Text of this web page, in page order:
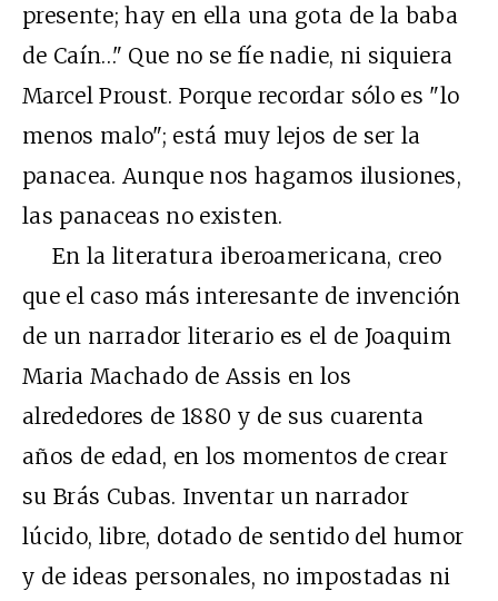
presente; hay en ella una gota de la baba
de Caín…" Que no se fíe nadie, ni siquiera
Marcel Proust. Porque recordar sólo es "lo
menos malo"; está muy lejos de ser la
panacea. Aunque nos hagamos ilusiones,
las panaceas no existen.
En la literatura iberoamericana, creo
que el caso más interesante de invención
de un narrador literario es el de Joaquim
Maria Machado de Assis en los
alrededores de 1880 y de sus cuarenta
años de edad, en los momentos de crear
su Brás Cubas. Inventar un narrador
lúcido, libre, dotado de sentido del humor
y de ideas personales, no impostadas ni